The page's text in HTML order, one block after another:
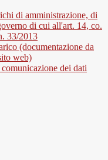
di amministrazione, di
di cui all'art. 14, co.
33/2013
(documentazione da
web)
dei dati